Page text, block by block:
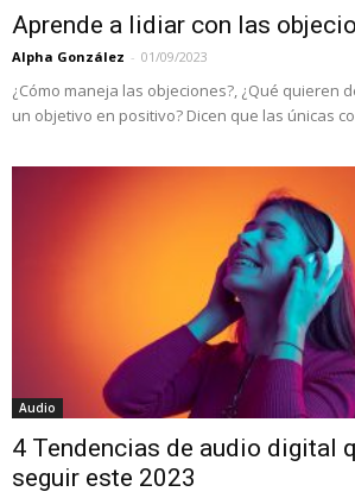
Aprende a lidiar con las
Alpha González - 01/09/2023
¿Cómo maneja las objeciones?, ¿Qué quieren
un objetivo en positivo? Dicen que las únicas
Audio
4 Tendencias de audio digital
seguir este 2023